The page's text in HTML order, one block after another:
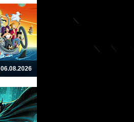
06.08.2026